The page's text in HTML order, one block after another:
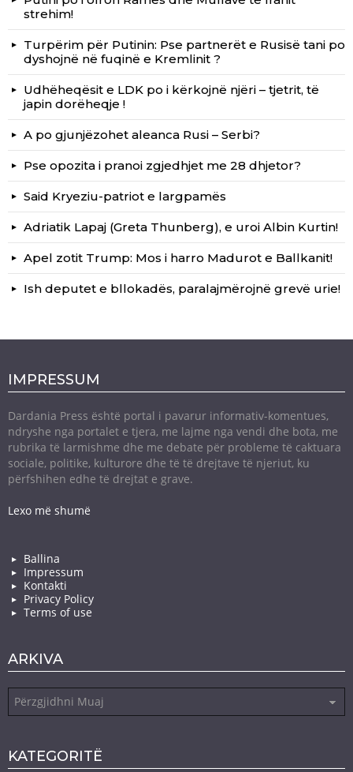
strehim!
Turpërim për Putinin: Pse partnerët e Rusisë tani po
dyshojnë në fuqinë e Kremlinit ?
Udhëheqësit e LDK po i kërkojnë njëri – tjetrit, të
japin dorëheqje !
A po gjunjëzohet aleanca Rusi – Serbi?
Pse opozita i pranoi zgjedhjet me 28 dhjetor?
Said Kryeziu-patriot e largpamës
Adriatik Lapaj (Greta Thunberg), e uroi Albin Kurtin!
Apel zotit Trump: Mos i harro Madurot e Ballkanit!
Ish deputet e bllokadës, paralajmërojnë grevë urie!
IMPRESSUM
Dardania Press është portal i pavarur informativ-komentues,
ndryshe nga portalet e tjera, me lajme nga vendi dhe bota, me
rubrika të larmishme dhe me debate për probleme të caktuara
sociale, politike, kulturore dhe të të drejtave të njeriut, ku
përfshihen edhe të drejtat e grave.
Lexo më shumë
Ballina
Impressum
Kontakti
Privacy Policy
Terms of use
ARKIVA
KATEGORITË